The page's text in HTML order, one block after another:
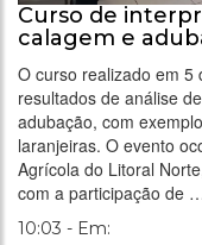
Curso de
calagem e
O curso realizado em
resultados de análise
adubação, com
laranjeiras. O evento
Agrícola do Litoral
com a participação de
10:03 - Em: